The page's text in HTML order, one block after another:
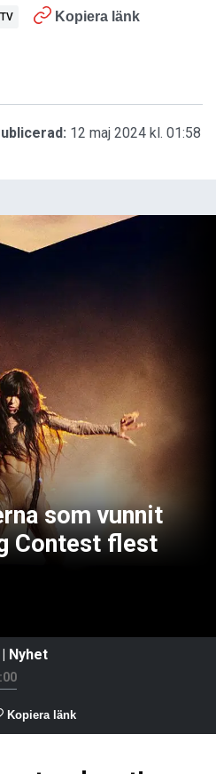
Kopiera länk
TV
12 maj 2024 kl. 01:58
som vunnit
Contest flest
Nyhet
Kopiera länk